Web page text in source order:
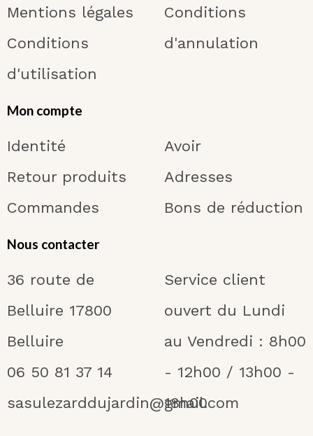
Mentions légales
Conditions
d'utilisation
Conditions
d'annulation
Mon compte
Identité
Retour produits
Commandes
Avoir
Adresses
Bons de réduction
Nous contacter
36 route de
Belluire 17800
Belluire
06 50 81 37 14
sasulezarddujardin@gmail.com
Service client
ouvert du Lundi
au Vendredi : 8h00
- 12h00 / 13h00 -
18h00